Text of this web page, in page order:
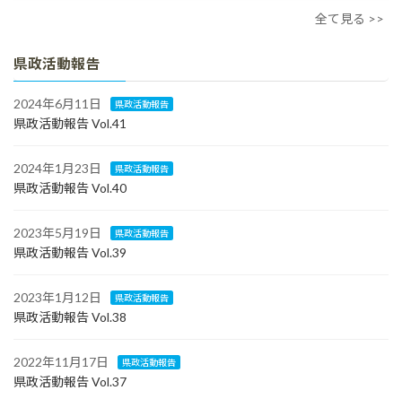
全て見る >>
県政活動報告
2024年6月11日 県政活動報告
県政活動報告 Vol.41
2024年1月23日 県政活動報告
県政活動報告 Vol.40
2023年5月19日 県政活動報告
県政活動報告 Vol.39
2023年1月12日 県政活動報告
県政活動報告 Vol.38
2022年11月17日 県政活動報告
県政活動報告 Vol.37